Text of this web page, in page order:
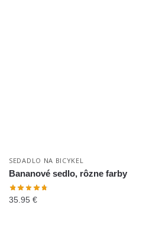
SEDADLO NA BICYKEL
Bananové sedlo, rôzne farby
35.95 €